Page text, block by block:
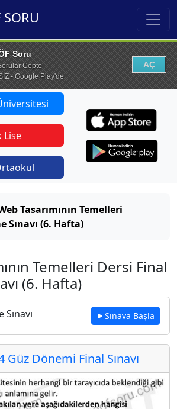
SORU
Soru
Cepte
- Google Play'de
AÇ
Lise
Tasarımının Temelleri
Sınavı (6. Hafta)
Temelleri Dersi Final
(6. Hafta)
Sınava Başla
Güz Dönemi Final Sınavı